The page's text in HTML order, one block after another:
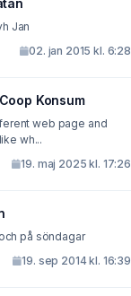
Jan
02. jan 2015 kl. 6:28
Konsum
web page and
things out. I like wh...
19. maj 2025 kl. 17:26
på söndagar
19. sep 2014 kl. 16:39